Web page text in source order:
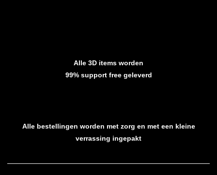
Alle 3D items worden
99% support free geleverd
Alle bestellingen worden met zorg en met een kleine
verrassing ingepakt